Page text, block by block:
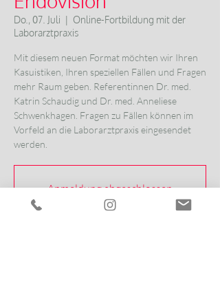
Do., 07. Juli
  |
Online-Fortbildung mit der
Laborarztpraxis
Mit diesem neuen Format möchten wir Ihren
Kasuistiken, Ihren speziellen Fällen und Fragen
mehr Raum geben. Referentinnen Dr. med.
Katrin Schaudig und Dr. med. Anneliese
Schwenkhagen. Fragen zu Fällen können im
Vorfeld an die Laborarztpraxis eingesendet
Anmeldung abgeschlossen
Veranstaltungen ansehen